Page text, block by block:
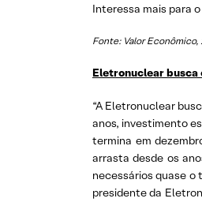
Interessa mais para o
Fonte: Valor
Eletronuclear busca
“A Eletronuclear
anos, investimento
termina em
arrasta desde os
necessários quase o
presidente da